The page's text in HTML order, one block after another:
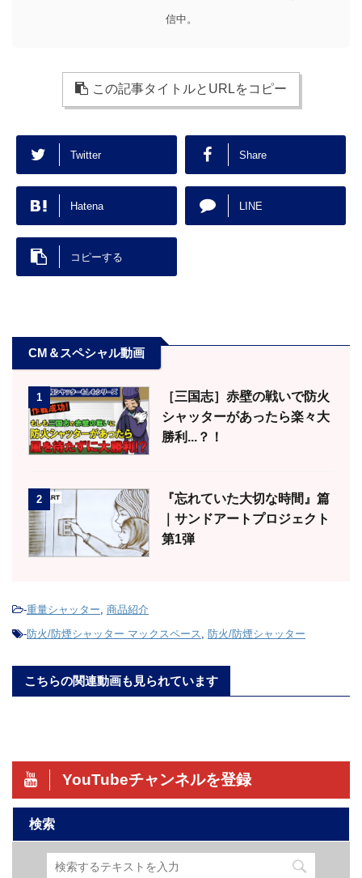
信中。
この記事タイトルとURLをコピー
Twitter Share
Hatena LINE
コピーする
CM＆スペシャル動画
1
［三国志］赤壁の戦いで防火
シャッターがあったら楽々大
勝利...？！
2
『忘れていた大切な時間』篇
｜サンドアートプロジェクト
第1弾
-重量シャッター, 商品紹介
-防火/防煙シャッター マックスペース, 防火/防煙シャッター
こちらの関連動画も見られています
YouTubeチャンネルを登録
検索